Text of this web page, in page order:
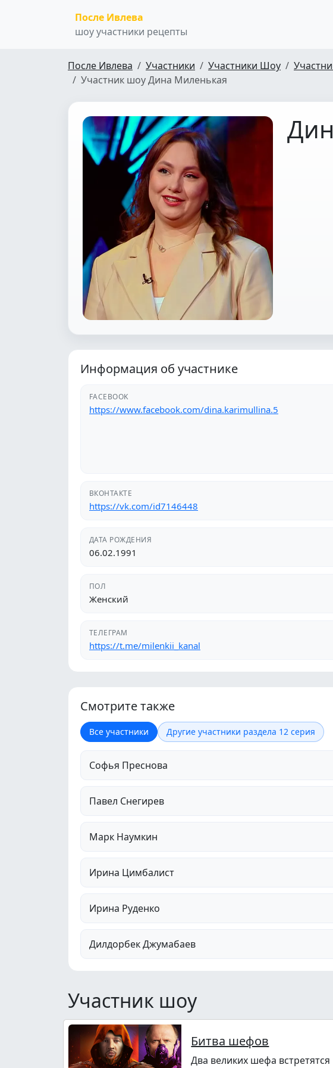
После Ивлева
шоу участники рецепты
После Ивлева Участники Участники Шоу
Участник шоу Дина Миленькая
Информация об участнике
FACEBOOK
https://www.facebook.com/dina.karimullina.5
ВКОНТАКТЕ
https://vk.com/id7146448
ДАТА РОЖДЕНИЯ
06.02.1991
ПОЛ
Женский
ТЕЛЕГРАМ
https://t.me/milenkii_kanal
Смотрите также
Все участники Другие участники раздела 12 серия
Софья Преснова
Павел Снегирев
Марк Наумкин
Ирина Цимбалист
Ирина Руденко
Дилдорбек Джумабаев
Участник шоу
Битва шефов
Два великих шефа встретятся